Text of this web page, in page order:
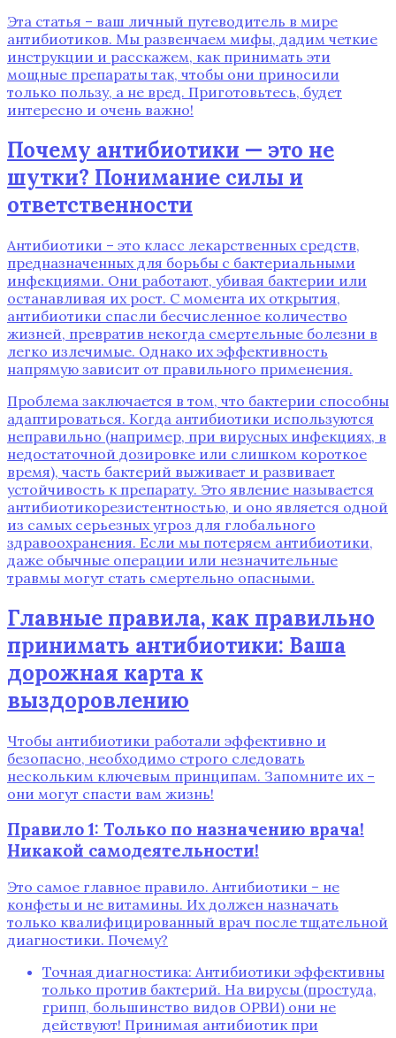
Эта статья – ваш личный путеводитель в мире
антибиотиков. Мы развенчаем мифы‚ дадим четкие
инструкции и расскажем‚ как принимать эти
мощные препараты так‚ чтобы они приносили
только пользу‚ а не вред. Приготовьтесь‚ будет
интересно и очень важно!
Почему антибиотики — это не
шутки? Понимание силы и
ответственности
Антибиотики – это класс лекарственных средств‚
предназначенных для борьбы с бактериальными
инфекциями. Они работают‚ убивая бактерии или
останавливая их рост. С момента их открытия‚
антибиотики спасли бесчисленное количество
жизней‚ превратив некогда смертельные болезни в
легко излечимые. Однако их эффективность
напрямую зависит от правильного применения.
Проблема заключается в том‚ что бактерии способны
адаптироваться. Когда антибиотики используются
неправильно (например‚ при вирусных инфекциях‚ в
недостаточной дозировке или слишком короткое
время)‚ часть бактерий выживает и развивает
устойчивость к препарату. Это явление называется
антибиотикорезистентностью‚ и оно является одной
из самых серьезных угроз для глобального
здравоохранения. Если мы потеряем антибиотики‚
даже обычные операции или незначительные
травмы могут стать смертельно опасными.
Главные правила‚ как правильно
принимать антибиотики: Ваша
дорожная карта к
выздоровлению
Чтобы антибиотики работали эффективно и
безопасно‚ необходимо строго следовать
нескольким ключевым принципам. Запомните их –
они могут спасти вам жизнь!
Правило 1: Только по назначению врача!
Никакой самодеятельности!
Это самое главное правило. Антибиотики – не
конфеты и не витамины. Их должен назначать
только квалифицированный врач после тщательной
диагностики. Почему?
Точная диагностика: Антибиотики эффективны
только против бактерий. На вирусы (простуда‚
грипп‚ большинство видов ОРВИ) они не
действуют! Принимая антибиотик при